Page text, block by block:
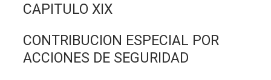
CAPITULO XIX
CONTRIBUCION ESPECIAL POR
ACCIONES DE SEGURIDAD